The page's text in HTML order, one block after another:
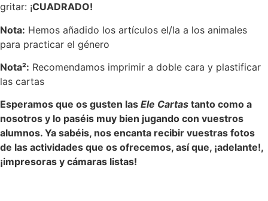
gritar: ¡CUADRADO!
Nota: Hemos añadido los artículos el/la a los animales
para practicar el género
Nota²: Recomendamos imprimir a doble cara y plastificar
las cartas
Esperamos que os gusten las Ele Cartas tanto como a
nosotros y lo paséis muy bien jugando con vuestros
alumnos. Ya sabéis, nos encanta recibir vuestras fotos
de las actividades que os ofrecemos, así que, ¡adelante!,
¡impresoras y cámaras listas!